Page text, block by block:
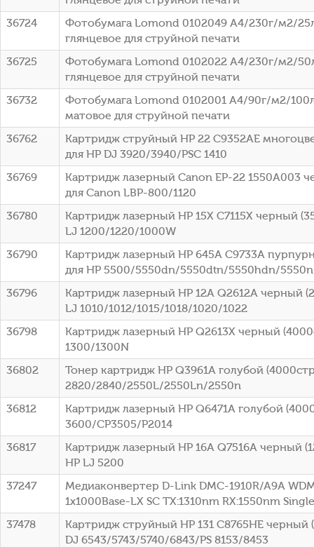
36724
Фотобумага Lomond 0102049 A4/230г/м2/
глянцевое для струйной печати
36725
Фотобумага Lomond 0102022 A4/230г/м2/
глянцевое для струйной печати
36732
Фотобумага Lomond 0102001 A4/90г/м2/
матовое для струйной печати
36762
Картридж струйный HP 22 C9352AE
для HP DJ 3920/3940/PSC 1410
36769
Картридж лазерный Canon EP-22 1550A003
для Canon LBP-800/1120
36780
Картридж лазерный HP 15X C7115X черный
LJ 1200/1220/1000W
36790
Картридж лазерный HP 645A C9733A
для HP 5500/5550dn/5550dtn/5550hdn/5550n
36796
Картридж лазерный HP 12A Q2612A черный
LJ 1010/1012/1015/1018/1020/1022
36798
Картридж лазерный HP Q2613X черный
1300/1300N
36802
Тонер картридж HP Q3961A голубой
2820/2840/2550L/2550Ln/2550n
36812
Картридж лазерный HP Q6471A голубой
3600/CP3505/P2014
36817
Картридж лазерный HP 16A Q7516A черный
HP LJ 5200
37247
Медиаконвертер D-Link DMC-1910R/A9A
1x1000Base-LX SC ТХ:1310nm RX:1550nm
37478
Картридж струйный HP 131 C8765HE черный
DJ 6543/5743/5740/6843/PS 8153/8453